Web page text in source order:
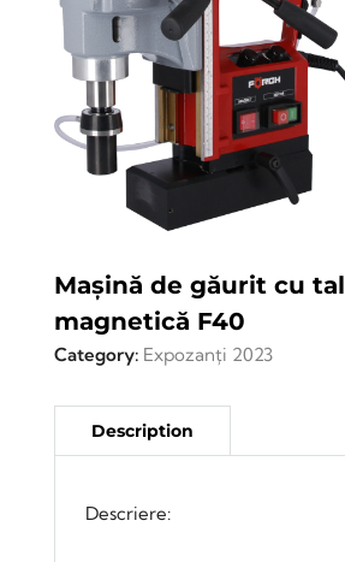
Mașină de găurit cu
magnetică F40
Category: Expozanți 2023
Descriere: